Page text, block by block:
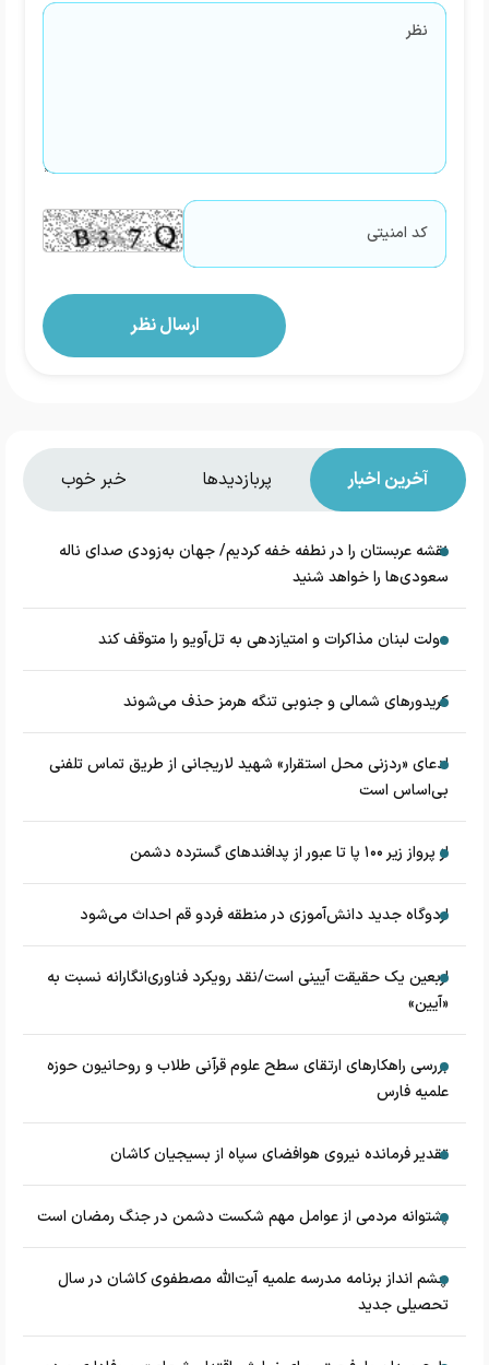
آخرین اخبار پربازدیدها خبر خوب
نقشه عربستان را در نطفه خفه کردیم/ جهان به‌زودی صدای ناله
سعودی‌ها را خواهد شنید
دولت لبنان مذاکرات و امتیازدهی به تل‌آویو را متوقف کند
کریدورهای شمالی و جنوبی تنگه هرمز حذف می‌شوند
ادعای «ردزنی محل استقرار» شهید لاریجانی از طریق تماس تلفنی
بی‌اساس است
از پرواز زیر ۱۰۰ پا تا عبور از پدافند‌های گسترده دشمن
اردوگاه جدید دانش‌آموزی در منطقه فردو قم احداث می‌شود
اربعین یک حقیقت آیینی است/نقد رویکرد فناوری‌انگارانه نسبت به
«آیین»
بررسی راهکارهای ارتقای سطح علوم قرآنی طلاب و روحانیون حوزه
علمیه فارس
تقدیر فرمانده نیروی هوافضای سپاه از بسیجیان کاشان
پشتوانه مردمی از عوامل مهم شکست دشمن در جنگ رمضان است
چشم‌ انداز برنامه مدرسه علمیه آیت‌الله مصطفوی کاشان در سال
تحصیلی جدید